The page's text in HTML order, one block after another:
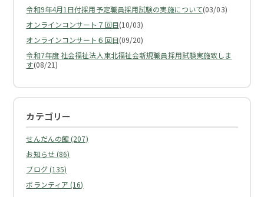
令和9年4月1日付採用予定職員採用試験の実施について(03/03)
オンラインコンサート７回目(10/03)
オンラインコンサート６回目(09/20)
令和7年度 社会福祉法人東北福祉会新規職員採用試験実施致しま
す(08/21)
カテゴリー
せんだんの館 (207)
お知らせ (86)
ブログ (135)
ボランティア (16)